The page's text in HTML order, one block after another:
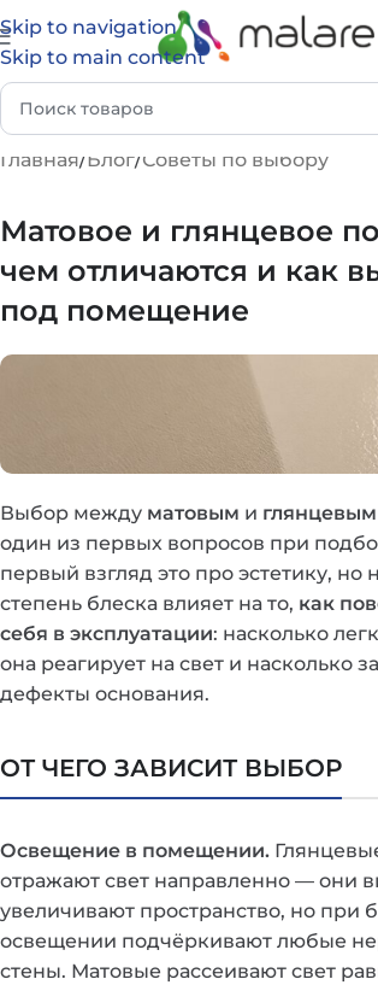
Skip to navigation
Skip to main content
Главная Блог Советы по выбору
Матовое и глянцевое
чем отличаются и как
под помещение
Выбор между матовым и глянцевым
один из первых вопросов при
первый взгляд это про эстетику, но
степень блеска влияет на то, как
себя в эксплуатации: насколько
она реагирует на свет и насколько
дефекты основания.
ОТ ЧЕГО ЗАВИСИТ ВЫБОР
Освещение в помещении.
отражают свет направленно — они
увеличивают пространство, но при
освещении подчёркивают любые
стены. Матовые рассеивают свет